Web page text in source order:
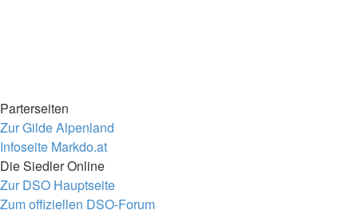
Parterseiten
Zur Gilde Alpenland
Infoseite Markdo.at
Die Siedler Online
Zur DSO Hauptseite
Zum offiziellen DSO-Forum